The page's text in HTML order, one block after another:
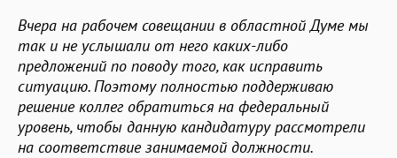
Вчера на рабочем совещании в областной Думе мы
так и не услышали от него каких-либо
предложений по поводу того, как исправить
ситуацию. Поэтому полностью поддерживаю
решение коллег обратиться на федеральный
уровень, чтобы данную кандидатуру рассмотрели
на соответствие занимаемой должности.